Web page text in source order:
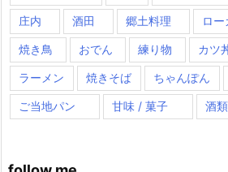
庄内 酒田 郷土料理 ロー
焼き鳥 おでん 練り物 カツ
ラーメン 焼きそば ちゃんぽん
ご当地パン 甘味 / 菓子 酒類